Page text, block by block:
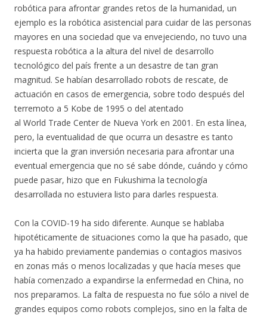
robótica para afrontar grandes retos de la humanidad, un
ejemplo es la robótica asistencial para cuidar de las personas
mayores en una sociedad que va envejeciendo, no tuvo una
respuesta robótica a la altura del nivel de desarrollo
tecnológico del país frente a un desastre de tan gran
magnitud. Se habían desarrollado robots de rescate, de
actuación en casos de emergencia, sobre todo después del
terremoto a 5 Kobe de 1995 o del atentado
al World Trade Center de Nueva York en 2001. En esta línea,
pero, la eventualidad de que ocurra un desastre es tanto
incierta que la gran inversión necesaria para afrontar una
eventual emergencia que no sé sabe dónde, cuándo y cómo
puede pasar, hizo que en Fukushima la tecnología
desarrollada no estuviera listo para darles respuesta.
Con la COVID-19 ha sido diferente. Aunque se hablaba
hipotéticamente de situaciones como la que ha pasado, que
ya ha habido previamente pandemias o contagios masivos
en zonas más o menos localizadas y que hacía meses que
había comenzado a expandirse la enfermedad en China, no
nos preparamos. La falta de respuesta no fue sólo a nivel de
grandes equipos como robots complejos, sino en la falta de